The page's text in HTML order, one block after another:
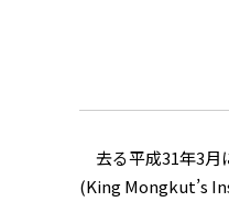
去る平成31年3月
(King Mongkut’s